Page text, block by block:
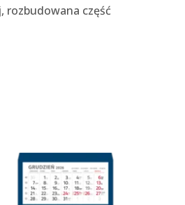
rozbudowana część